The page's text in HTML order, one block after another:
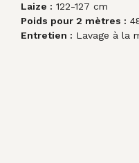
Laize : 122-127 cm
Poids pour 2 mètres :
Entretien : Lavage à la